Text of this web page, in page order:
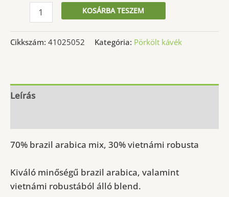
Hanoi
szemes
KOSÁRBA TESZEM
Cikkszám: 41025052 Kategória: Pörkölt kávék
Leírás
70% brazil arabica mix, 30% vietnámi robusta
Kiváló minőségű brazil arabica, valamint
vietnámi robustából álló blend.